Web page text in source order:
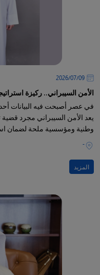
09‏/07‏/2026
الأمن السيبراني.. ركيزة
في عصر أصبحت فيه البيانات
يعد الأمن السيبراني مجرد
وطنية ومؤسسية ملحة لضمان
والخدمات الرقمية
-
المزيد